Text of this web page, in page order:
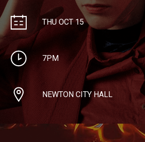
THU OCT 15
7PM
NEWTON CITY HALL